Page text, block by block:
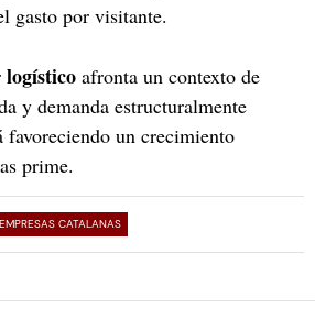
gasto por visitante.
logístico afronta un contexto de
y demanda estructuralmente
favoreciendo un crecimiento
prime.
EMPRESAS CATALANAS